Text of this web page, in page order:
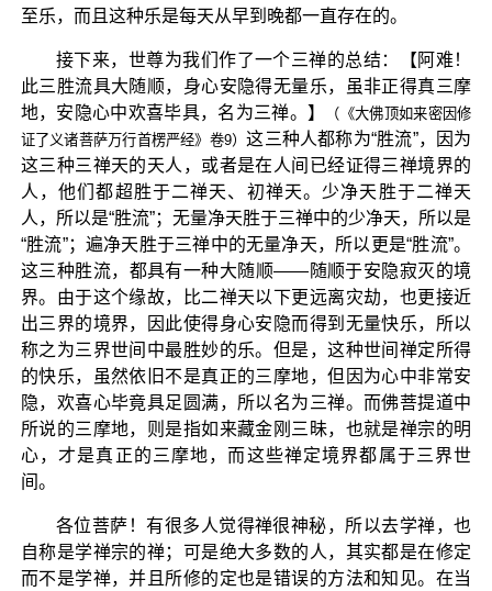
至乐，而且这种乐是每天从早到晚都一直存在的。
接下来，世尊为我们作了一个三禅的总结：【阿难！
此三胜流具大随顺，身心安隐得无量乐，虽非正得真三摩
地，安隐心中欢喜毕具，名为三禅。】
（《大佛顶如来密因修
证了义诸菩萨万行首楞严经》卷9）这三种人都称为“胜流”，因为
这三种三禅天的天人，或者是在人间已经证得三禅境界的
人，他们都超胜于二禅天、初禅天。少净天胜于二禅天
人，所以是“胜流”；无量净天胜于三禅中的少净天，所以是
“胜流”；遍净天胜于三禅中的无量净天，所以更是“胜流”。
这三种胜流，都具有一种大随顺——随顺于安隐寂灭的境
界。由于这个缘故，比二禅天以下更远离灾劫，也更接近
出三界的境界，因此使得身心安隐而得到无量快乐，所以
称之为三界世间中最胜妙的乐。但是，这种世间禅定所得
的快乐，虽然依旧不是真正的三摩地，但因为心中非常安
隐，欢喜心毕竟具足圆满，所以名为三禅。而佛菩提道中
所说的三摩地，则是指如来藏金刚三昧，也就是禅宗的明
心，才是真正的三摩地，而这些禅定境界都属于三界世
间。
各位菩萨！有很多人觉得禅很神秘，所以去学禅，也
自称是学禅宗的禅；可是绝大多数的人，其实都是在修定
而不是学禅，并且所修的定也是错误的方法和知见。在当